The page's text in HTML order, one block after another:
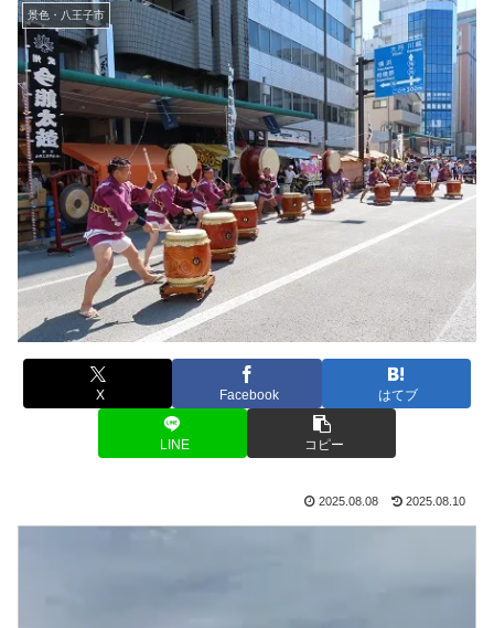
景色・八王子市
X Facebook はてブ
LINE コピー
2025.08.08 2025.08.10